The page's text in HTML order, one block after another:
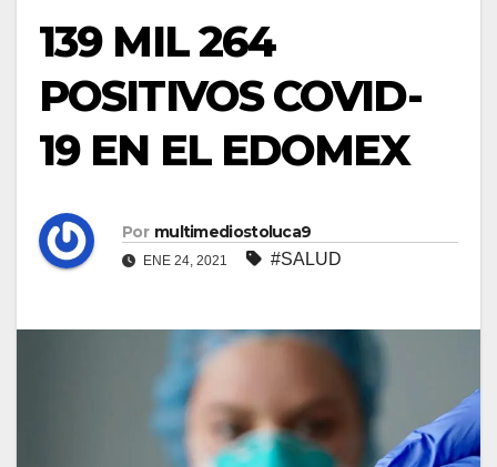
139 MIL 264
POSITIVOS COVID-
19 EN EL EDOMEX
Por multimediostoluca9
ENE 24, 2021 #SALUD